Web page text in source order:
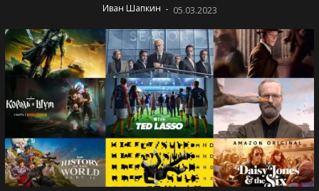
Иван Шапкин - 05.03.2023